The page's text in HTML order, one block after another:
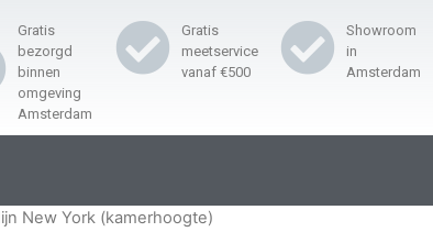
Gratis
bezorgd
binnen
omgeving
Amsterdam
Gratis
meetservice
vanaf €500
Showroom
in
Amsterdam
New York (kamerhoogte)